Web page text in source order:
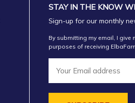
STAY IN THE KNOW
Sign-up for our monthly
By submitting my email, I
purposes of receiving